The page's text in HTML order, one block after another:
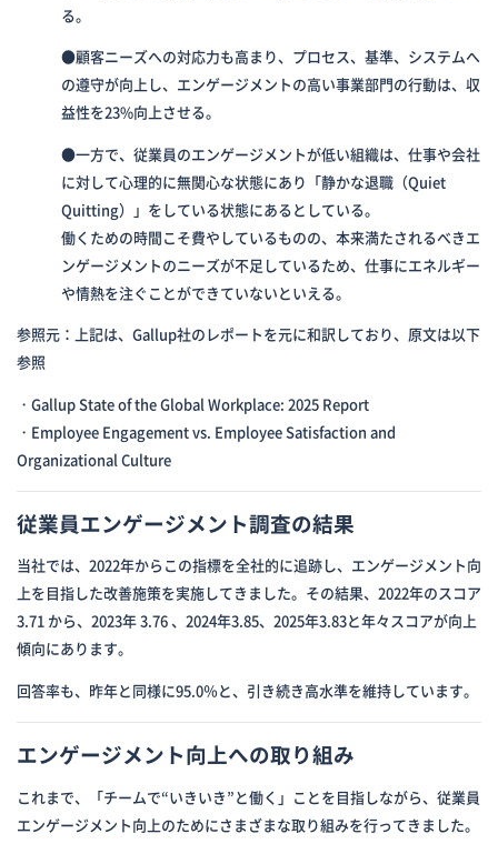
る。
●顧客ニーズへの対応力も高まり、プロセス、基準、システムへ
の遵守が向上し、エンゲージメントの高い事業部門の行動は、収
益性を23%向上させる。
●一方で、従業員のエンゲージメントが低い組織は、仕事や会社
に対して心理的に無関心な状態にあり「静かな退職（Quiet
Quitting）」をしている状態にあるとしている。
働くための時間こそ費やしているものの、本来満たされるべきエ
ンゲージメントのニーズが不足しているため、仕事にエネルギー
や情熱を注ぐことができていないといえる。
参照元：上記は、Gallup社のレポートを元に和訳しており、原文は以下
参照
・Gallup State of the Global Workplace: 2025 Report
・Employee Engagement vs. Employee Satisfaction and
Organizational Culture
従業員エンゲージメント調査の結果
当社では、2022年からこの指標を全社的に追跡し、エンゲージメント向
上を目指した改善施策を実施してきました。その結果、2022年のスコア
3.71 から、2023年 3.76 、2024年3.85、2025年3.83と年々スコアが向上
傾向にあります。
回答率も、昨年と同様に95.0％と、引き続き高水準を維持しています。
エンゲージメント向上への取り組み
これまで、「チームで“いきいき”と働く」ことを目指しながら、従業員
エンゲージメント向上のためにさまざまな取り組みを行ってきました。